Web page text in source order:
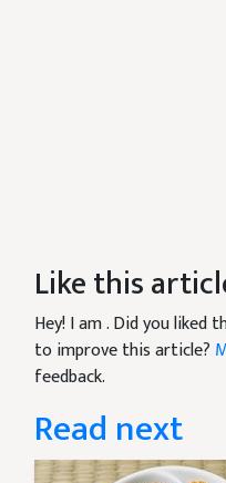
Like this
Hey! I am. Did you liked
to improve this article?
feedback.
Read next